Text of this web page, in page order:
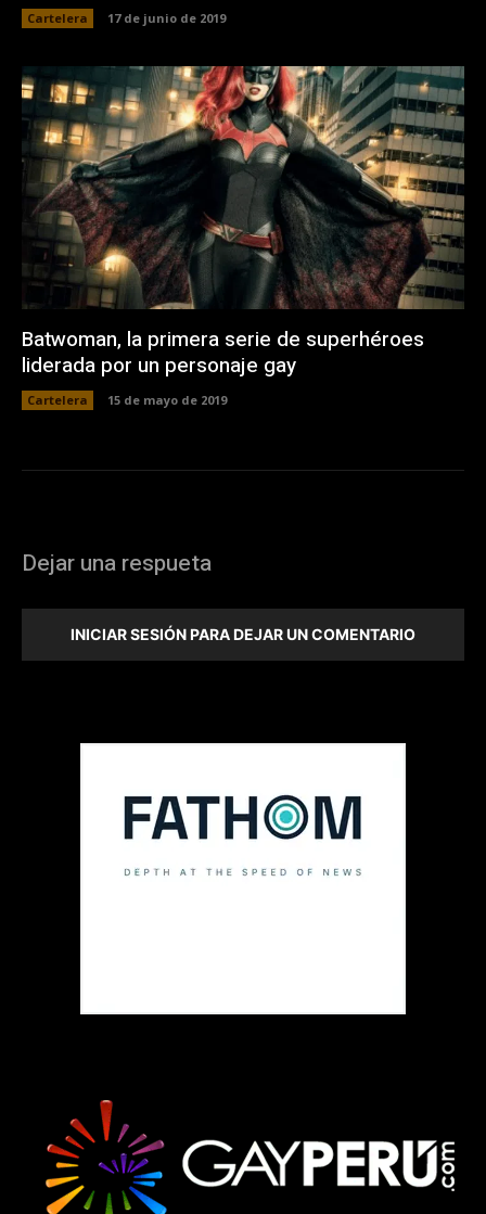
Cartelera 17 de junio de 2019
Batwoman, la primera serie de superhéroes
liderada por un personaje gay
Cartelera 15 de mayo de 2019
Dejar una respueta
INICIAR SESIÓN PARA DEJAR UN COMENTARIO